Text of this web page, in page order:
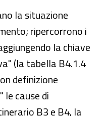
la situazione
ripercorrono i
la chiave
(la tabella B4.1.4
definizione
cause di
B3 e B4, la